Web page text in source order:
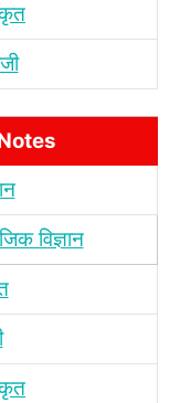
विज्ञान